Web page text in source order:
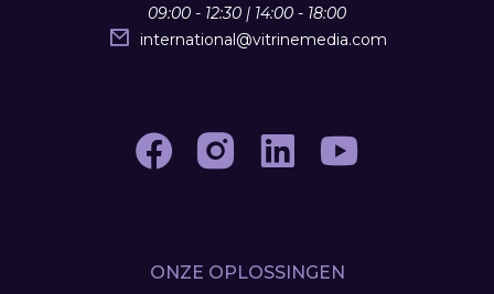
09:00 - 12:30 | 14:00 - 18:00
international@vitrinemedia.com
ONZE OPLOSSINGEN